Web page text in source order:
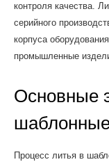
контроля качества.
серийного
корпуса
промышленные
Основные
Процесс литья в